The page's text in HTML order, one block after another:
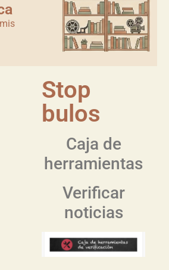
Stop
bulos
Caja de
herramientas
Verificar
noticias